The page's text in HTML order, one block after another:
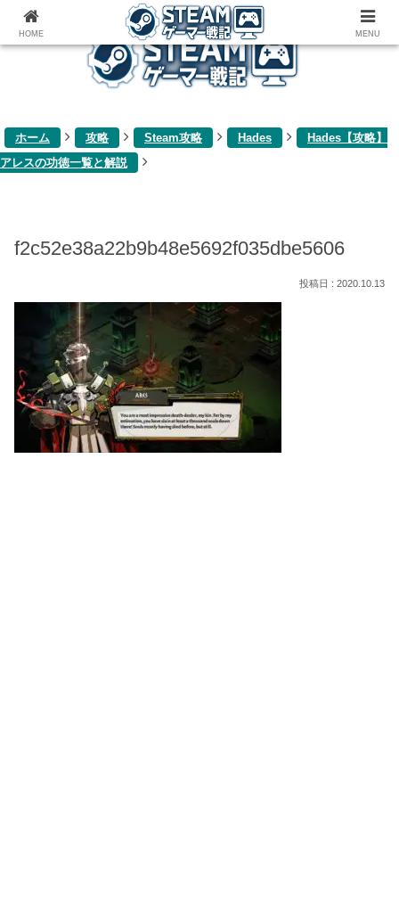
ゲーム関連雑記ブログ
ホーム 攻略 Steam攻略 Hades
Hades【攻略】
アレスの功徳一覧と解説
f2c52e38a22b9b48e5692f035dbe5606
2020.10.13
HOME MENU